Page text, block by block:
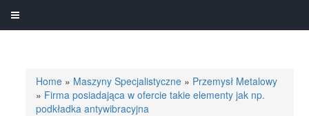
Home » Maszyny Specjalistyczne » Przemysł Metalowy
» Firma posiadająca w ofercie takie elementy jak np.
podkładka antywibracyjna